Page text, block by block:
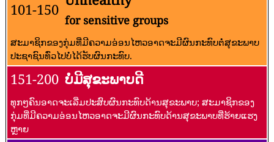
101-150
for sensitive groups
ສະມາຊິກຂອງກຸ່ມທີ່ມີຄວາມອ່ອນໄຫວອາດຈະມີຜົນກະທົບຕໍ່ສຸຂະພາບ
ປະຊາຊົນທົ່ວໄປບໍ່ໄດ້ຮັບຜົນກະທົບ.
151-200 ບໍ່ມີສຸຂະພາບດີ
ທຸກໆຄົນອາດຈະເລີ່ມປະສົບຜົນກະທົບດ້ານສຸຂະພາບ; ສະມາຊິກຂອງ
ກຸ່ມທີ່ມີຄວາມອ່ອນໄຫວອາດຈະມີຜົນກະທົບດ້ານສຸຂະພາບທີ່ຮ້າຍແຮງ
ຫຼາຍ